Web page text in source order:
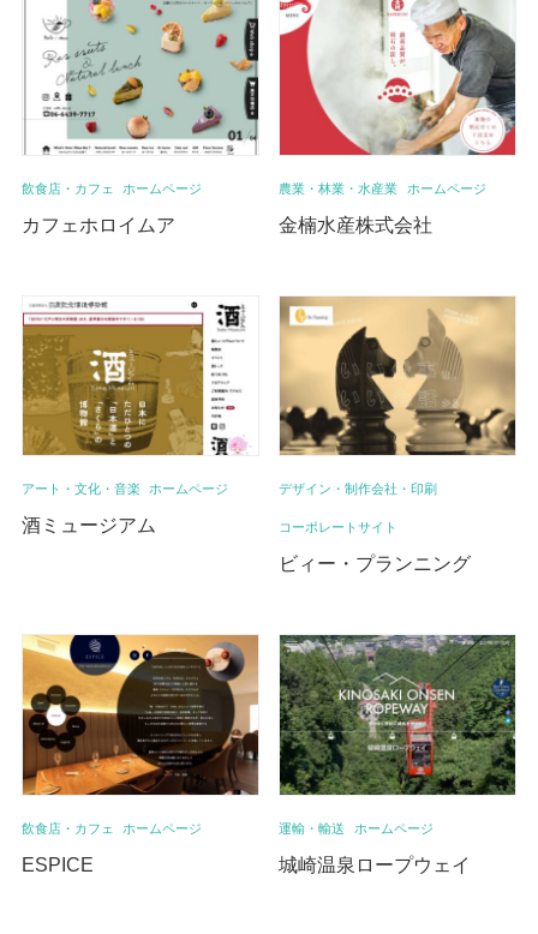
飲食店・カフェ ホームページ
カフェホロイムア
農業・林業・水産業 ホームページ
金楠水産株式会社
アート・文化・音楽 ホームページ
酒ミュージアム
デザイン・制作会社・印刷
コーポレートサイト
ビィー・プランニング
飲食店・カフェ ホームページ
ESPICE
運輸・輸送 ホームページ
城崎温泉ロープウェイ